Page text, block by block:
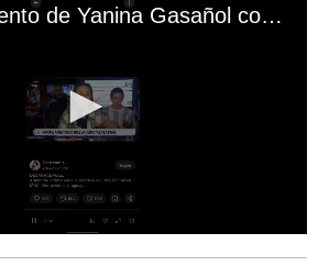
El mal momento de Yanina Gasañol con un hincha argentino en "Subrayado"